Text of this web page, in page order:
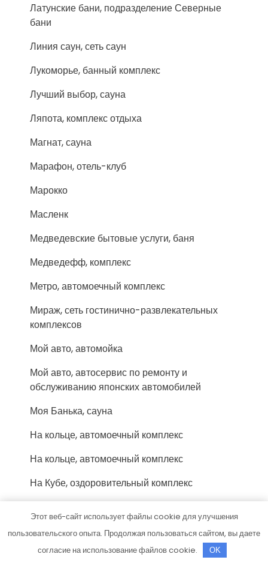
Латунские бани, подразделение Северные
бани
Линия саун, сеть саун
Лукоморье, банный комплекс
Лучший выбор, сауна
Ляпота, комплекс отдыха
Магнат, сауна
Марафон, отель-клуб
Марокко
Масленк
Медведевские бытовые услуги, баня
Медведефф, комплекс
Метро, автомоечный комплекс
Мираж, сеть гостинично-развлекательных
комплексов
Мой авто, автомойка
Мой авто, автосервис по ремонту и
обслуживанию японских автомобилей
Моя Банька, сауна
На кольце, автомоечный комплекс
На кольце, автомоечный комплекс
На Кубе, оздоровительный комплекс
Невские бани, банный комплекс
Новая сауна в Запрудном
Этот веб-сайт использует файлы cookie для улучшения
пользовательского опыта. Продолжая пользоваться сайтом, вы даете
согласие на использование файлов cookie.
OK